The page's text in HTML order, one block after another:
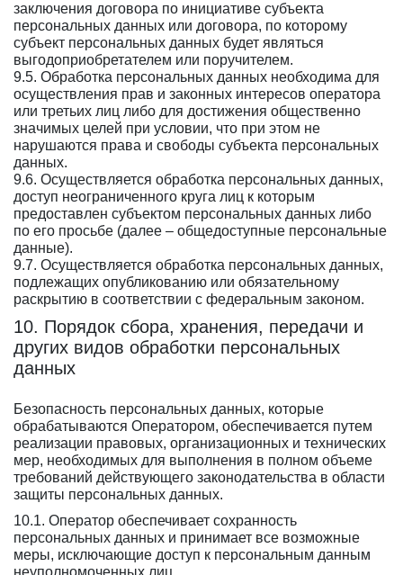
заключения договора по инициативе субъекта
персональных данных или договора, по которому
субъект персональных данных будет являться
выгодоприобретателем или поручителем.
9.5. Обработка персональных данных необходима для
осуществления прав и законных интересов оператора
или третьих лиц либо для достижения общественно
значимых целей при условии, что при этом не
нарушаются права и свободы субъекта персональных
данных.
9.6. Осуществляется обработка персональных данных,
доступ неограниченного круга лиц к которым
предоставлен субъектом персональных данных либо
по его просьбе (далее – общедоступные персональные
данные).
9.7. Осуществляется обработка персональных данных,
подлежащих опубликованию или обязательному
раскрытию в соответствии с федеральным законом.
10. Порядок сбора, хранения, передачи и
других видов обработки персональных
данных
Безопасность персональных данных, которые
обрабатываются Оператором, обеспечивается путем
реализации правовых, организационных и технических
мер, необходимых для выполнения в полном объеме
требований действующего законодательства в области
защиты персональных данных.
10.1. Оператор обеспечивает сохранность
персональных данных и принимает все возможные
меры, исключающие доступ к персональным данным
неуполномоченных лиц.